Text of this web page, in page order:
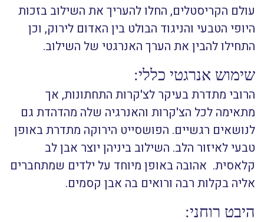
עולם הקריסטלים, החלו להעריך את השילוב בזכות
היופי הטבעי והניגוד הבולט בין האדום לירוק, וכן
התחילו להבין את הערך האנרגטי של השילוב.
שימוש אנרגטי כללי:
הרובי מתדרת בעיקר לצ'קרות התחתונות, אך
מתאימה לכל הצ'קרות והאנרגיה שלה מהדהדת גם
לנושאים רגשיים. הפושסייט הירוקה מתדרת באופן
טבעי לאיזור הלב. השילוב ביניהן יוצר אבן לב
קלאסית. אהובה באופן מיוחד על ילדים שמתחברים
אליה בקלות רבה ורואים בה אבן קסמים.
היבט רוחני: